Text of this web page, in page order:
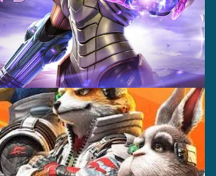
Casting +
Producción
Grabación +
Captura